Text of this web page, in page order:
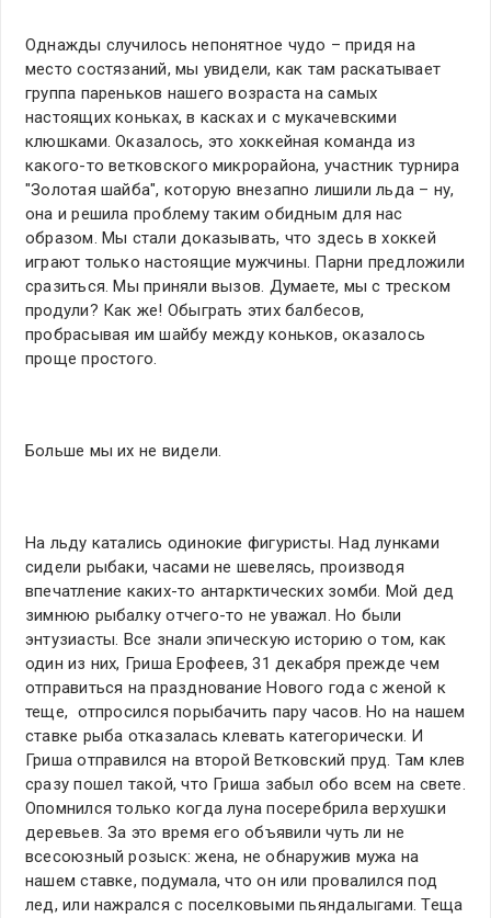
Однажды случилось непонятное чудо – придя на
место состязаний, мы увидели, как там раскатывает
группа пареньков нашего возраста на самых
настоящих коньках, в касках и с мукачевскими
клюшками. Оказалось, это хоккейная команда из
какого-то ветковского микрорайона, участник турнира
"Золотая шайба", которую внезапно лишили льда – ну,
она и решила проблему таким обидным для нас
образом. Мы стали доказывать, что здесь в хоккей
играют только настоящие мужчины. Парни предложили
сразиться. Мы приняли вызов. Думаете, мы с треском
продули? Как же! Обыграть этих балбесов,
пробрасывая им шайбу между коньков, оказалось
проще простого.
Больше мы их не видели.
На льду катались одинокие фигуристы. Над лунками
сидели рыбаки, часами не шевелясь, производя
впечатление каких-то антарктических зомби. Мой дед
зимнюю рыбалку отчего-то не уважал. Но были
энтузиасты. Все знали эпическую историю о том, как
один из них, Гриша Ерофеев, 31 декабря прежде чем
отправиться на празднование Нового года с женой к
теще, отпросился порыбачить пару часов. Но на нашем
ставке рыба отказалась клевать категорически. И
Гриша отправился на второй Ветковский пруд. Там клев
сразу пошел такой, что Гриша забыл обо всем на свете.
Опомнился только когда луна посеребрила верхушки
деревьев. За это время его объявили чуть ли не
всесоюзный розыск: жена, не обнаружив мужа на
нашем ставке, подумала, что он или провалился под
лед, или нажрался с поселковыми пьяндалыгами. Теща